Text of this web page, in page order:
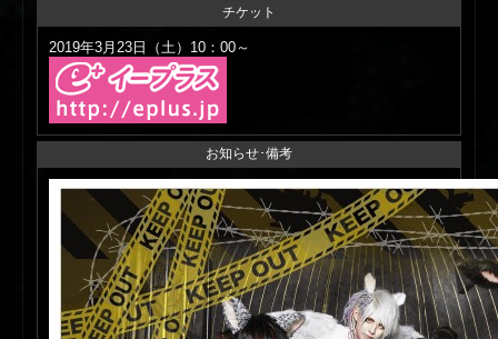
チケット
2019年3月23日（土）10：00～
お知らせ･備考